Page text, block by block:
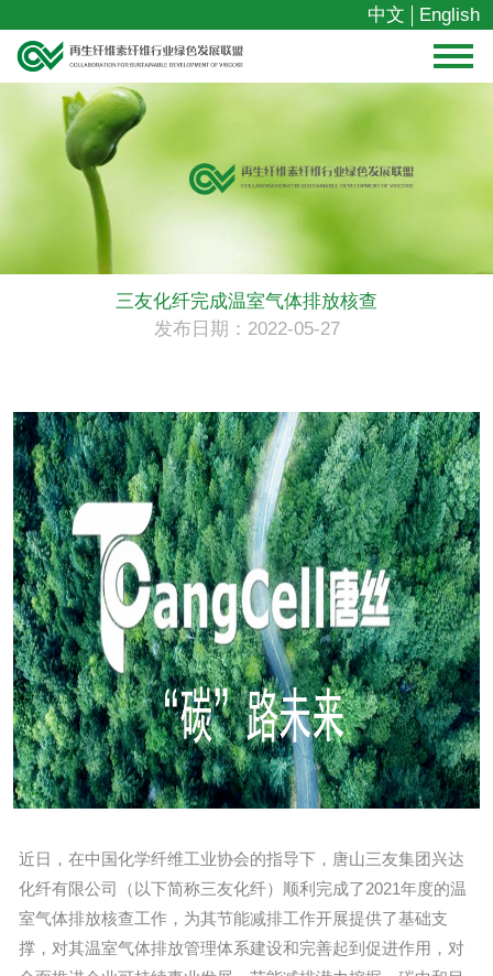
English
中文
三友化纤完成温室气体排放核查
发布日期：2022-05-27
近日，在中国化学纤维工业协会的指导下，唐山三友集团兴达
化纤有限公司（以下简称三友化纤）顺利完成了2021年度的温
室气体排放核查工作，为其节能减排工作开展提供了基础支
撑，对其温室气体排放管理体系建设和完善起到促进作用，对